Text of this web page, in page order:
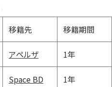
移籍先 移籍期間
アペルザ 1年
Space BD 1年